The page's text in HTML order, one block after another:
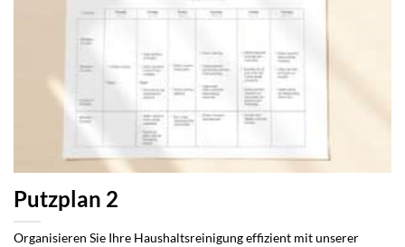
Putzplan 2
Organisieren Sie Ihre Haushaltsreinigung effizient mit unserer